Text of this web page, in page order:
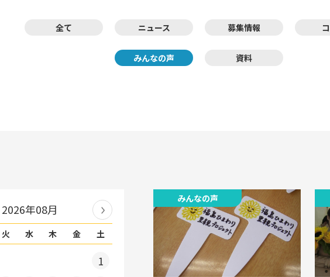
全て ニュース 募集情報
みんなの声 資料
みんなの声
2026年08月
火 水 木 金 土
1